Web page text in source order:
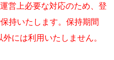
営上必要な対応のため、登
持いたします。保持期間
には利用いたしません。